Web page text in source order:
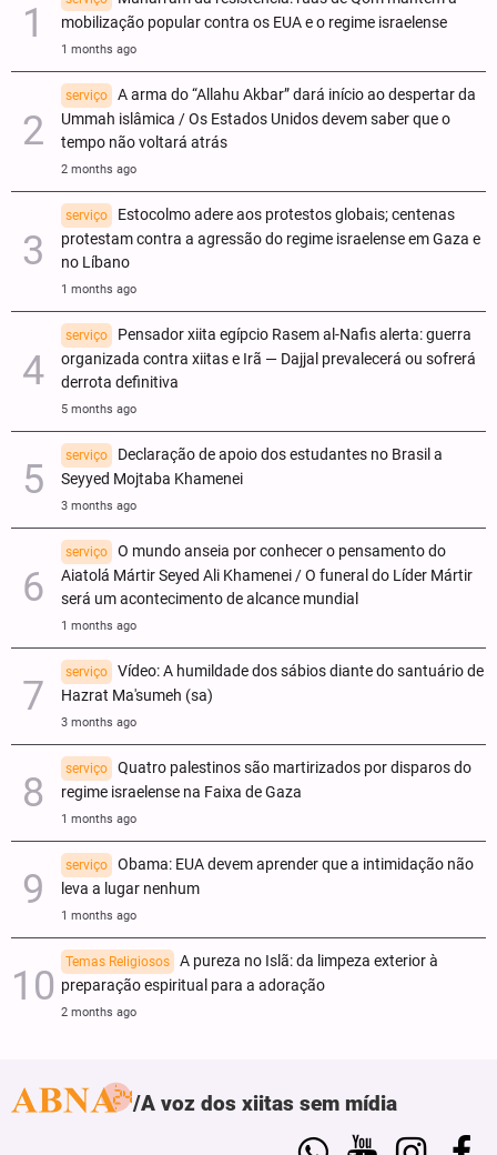
mobilização popular contra os EUA e o regime israelense
1 months ago
serviço
A arma do “Allahu Akbar” dará início ao despertar da
Ummah islâmica / Os Estados Unidos devem saber que o
tempo não voltará atrás
2 months ago
serviço
Estocolmo adere aos protestos globais; centenas
protestam contra a agressão do regime israelense em Gaza e
no Líbano
1 months ago
serviço
Pensador xiita egípcio Rasem al-Nafis alerta: guerra
organizada contra xiitas e Irã — Dajjal prevalecerá ou sofrerá
derrota definitiva
5 months ago
serviço
Declaração de apoio dos estudantes no Brasil a
Seyyed Mojtaba Khamenei
3 months ago
serviço
O mundo anseia por conhecer o pensamento do
Aiatolá Mártir Seyed Ali Khamenei / O funeral do Líder Mártir
será um acontecimento de alcance mundial
1 months ago
serviço
Vídeo: A humildade dos sábios diante do santuário de
Hazrat Ma'sumeh (sa)
3 months ago
serviço
Quatro palestinos são martirizados por disparos do
regime israelense na Faixa de Gaza
1 months ago
serviço
Obama: EUA devem aprender que a intimidação não
leva a lugar nenhum
1 months ago
Temas Religiosos
A pureza no Islã: da limpeza exterior à
preparação espiritual para a adoração
2 months ago
A voz dos xiitas sem mídia